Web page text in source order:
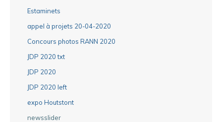
Estaminets
appel à projets 20-04-2020
Concours photos RANN 2020
JDP 2020 txt
JDP 2020
JDP 2020 left
expo Houtstont
newsslider